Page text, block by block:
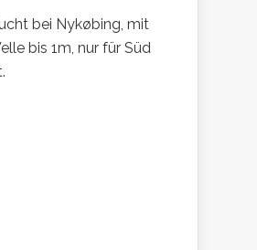
bei Nykøbing, mit
bis 1m, nur für Süd